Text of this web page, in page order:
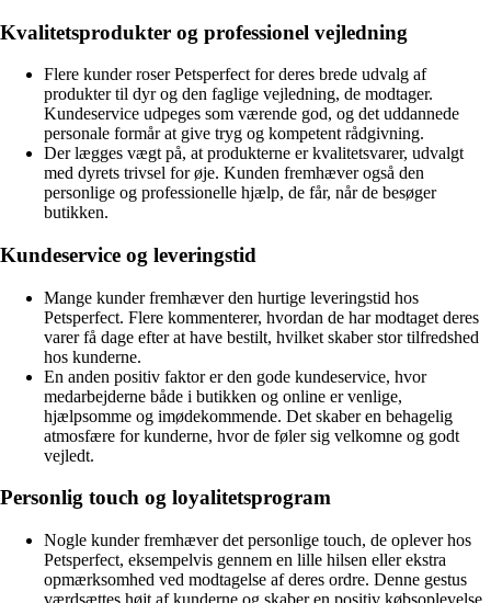
Kvalitetsprodukter og professionel vejledning
Flere kunder roser Petsperfect for deres brede udvalg af
produkter til dyr og den faglige vejledning, de modtager.
Kundeservice udpeges som værende god, og det uddannede
personale formår at give tryg og kompetent rådgivning.
Der lægges vægt på, at produkterne er kvalitetsvarer, udvalgt
med dyrets trivsel for øje. Kunden fremhæver også den
personlige og professionelle hjælp, de får, når de besøger
butikken.
Kundeservice og leveringstid
Mange kunder fremhæver den hurtige leveringstid hos
Petsperfect. Flere kommenterer, hvordan de har modtaget deres
varer få dage efter at have bestilt, hvilket skaber stor tilfredshed
hos kunderne.
En anden positiv faktor er den gode kundeservice, hvor
medarbejderne både i butikken og online er venlige,
hjælpsomme og imødekommende. Det skaber en behagelig
atmosfære for kunderne, hvor de føler sig velkomne og godt
vejledt.
Personlig touch og loyalitetsprogram
Nogle kunder fremhæver det personlige touch, de oplever hos
Petsperfect, eksempelvis gennem en lille hilsen eller ekstra
opmærksomhed ved modtagelse af deres ordre. Denne gestus
værdsættes højt af kunderne og skaber en positiv købsoplevelse.